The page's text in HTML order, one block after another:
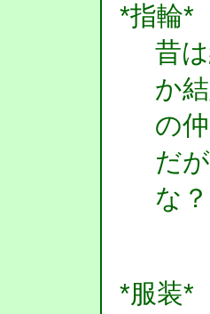
*指輪*
昔
か
の
だ
な？
*服装*